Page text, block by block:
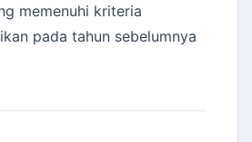
memenuhi kriteria
pada tahun sebelumnya